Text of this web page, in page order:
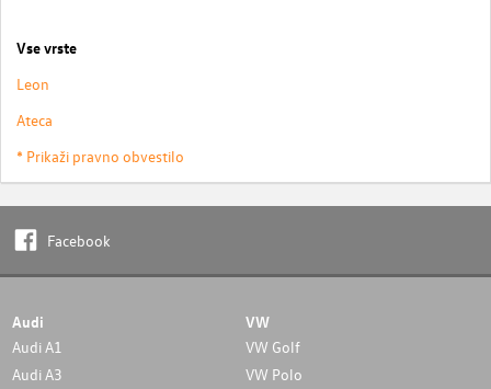
Vse vrste
Leon
Ateca
* Prikaži pravno obvestilo
Facebook
Audi
Audi A1
Audi A3
VW
VW Golf
VW Polo